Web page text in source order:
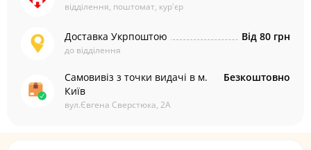
відділення, поштомат, кур'єр
Доставка Укрпоштою
до відділення
Від 80 грн
Самовивіз з точки видачі в м.
Київ
вул.Євгена Сверстюка, 2А
Безкоштовно